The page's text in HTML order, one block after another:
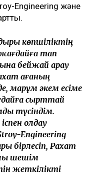
Engineering және
көпшіліктің
тап
бейжай қарау
ағаның
марқұм әкем есіме
сырттай
түсіндім.
қолдау
Engineering
бірлесіп, Рахат
шешім
жеткілікті